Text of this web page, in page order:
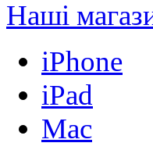
Наші
iPhone
iPad
Mac